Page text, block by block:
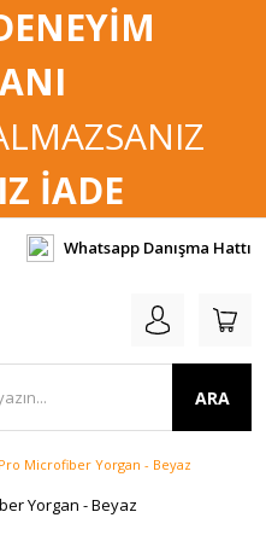
İADE
Whatsapp Danışma Hattı
ARA
Microfiber Yorgan - Beyaz